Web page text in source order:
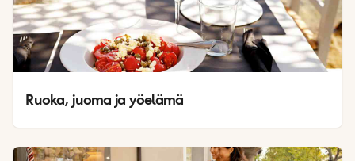
Ruoka, juoma ja yöelämä